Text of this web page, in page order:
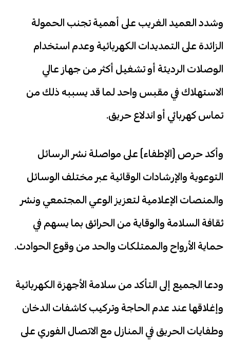
وشدد العميد الغريب على أهمية تجنب الحمولة
الزائدة على التمديدات الكهربائية وعدم استخدام
الوصلات الرديئة أو تشغيل أكثر من جهاز عالي
الاستهلاك في مقبس واحد لما قد يسببه ذلك من
تماس كهربائي أو اندلاع حريق.
وأكد حرص (الإطفاء) على مواصلة نشر الرسائل
التوعوية والإرشادات الوقائية عبر مختلف الوسائل
والمنصات الإعلامية لتعزيز الوعي المجتمعي ونشر
ثقافة السلامة والوقاية من الحرائق بما يسهم في
حماية الأرواح والممتلكات والحد من وقوع الحوادث.
ودعا الجميع إلى التأكد من سلامة الأجهزة الكهربائية
وإغلاقها عند عدم الحاجة وتركيب كاشفات الدخان
وطفايات الحريق في المنازل مع الاتصال الفوري على